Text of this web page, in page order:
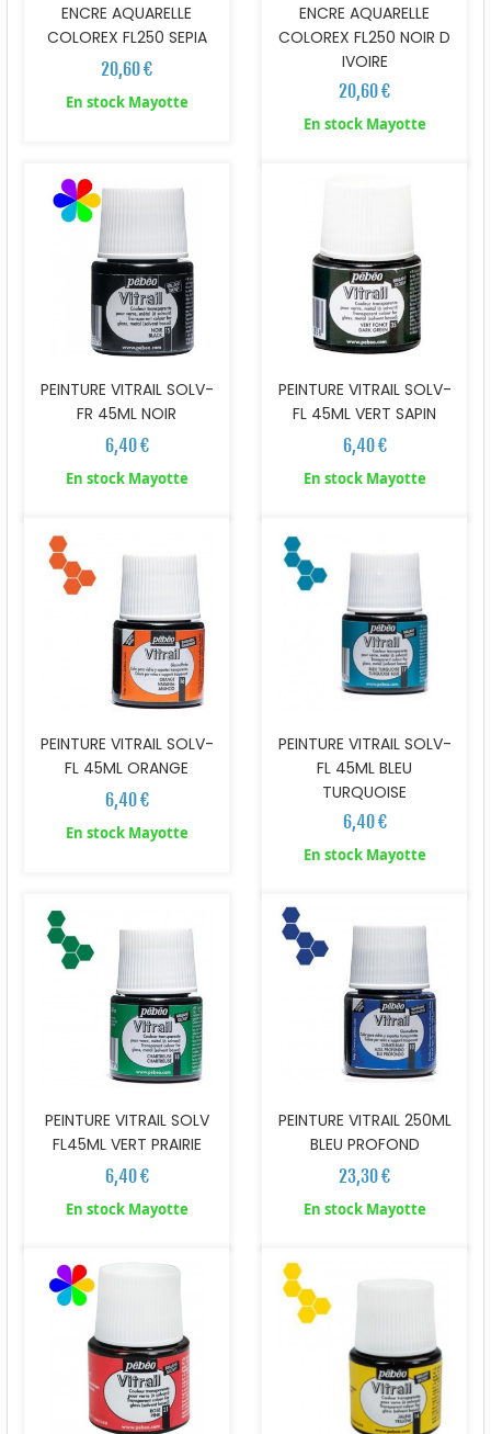
ENCRE AQUARELLE
COLOREX FL250 SEPIA
20,60 €
En stock Mayotte
ENCRE AQUARELLE
COLOREX FL250 NOIR D
IVOIRE
20,60 €
En stock Mayotte
PEINTURE VITRAIL SOLV-
FR 45ML NOIR
6,40 €
En stock Mayotte
PEINTURE VITRAIL SOLV-
FL 45ML VERT SAPIN
6,40 €
En stock Mayotte
PEINTURE VITRAIL SOLV-
FL 45ML ORANGE
6,40 €
En stock Mayotte
PEINTURE VITRAIL SOLV-
FL 45ML BLEU
TURQUOISE
6,40 €
En stock Mayotte
PEINTURE VITRAIL SOLV
FL45ML VERT PRAIRIE
6,40 €
En stock Mayotte
PEINTURE VITRAIL 250ML
BLEU PROFOND
23,30 €
En stock Mayotte